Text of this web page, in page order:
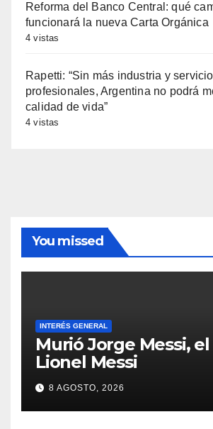
Reforma del Banco Central: qué
funcionará la nueva Carta Orgánica
4 vistas
Rapetti: “Sin más industria y
profesionales, Argentina no podrá
calidad de vida”
4 vistas
You missed
INTERÉS GENERAL
Murió Jorge Messi,
Lionel Messi
8 AGOSTO, 2026